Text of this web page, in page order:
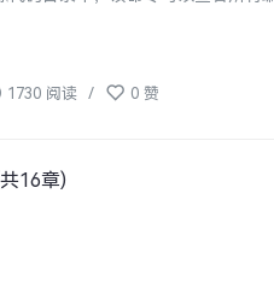
1730 阅读 / 0 赞
16章)